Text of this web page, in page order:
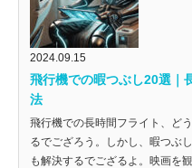
2024.09.15
飛行機での暇つぶし20選｜
法
飛行機での長時間フライト、ど
るでござろう。しかし、暇つぶ
も解決するでござるよ。映画を